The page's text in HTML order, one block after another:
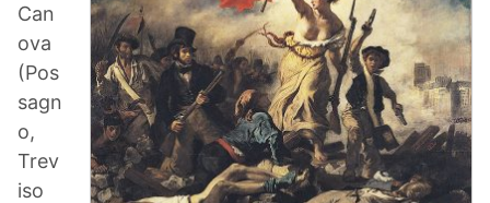
Can
ova
(Pos
sagn
o,
Trev
iso